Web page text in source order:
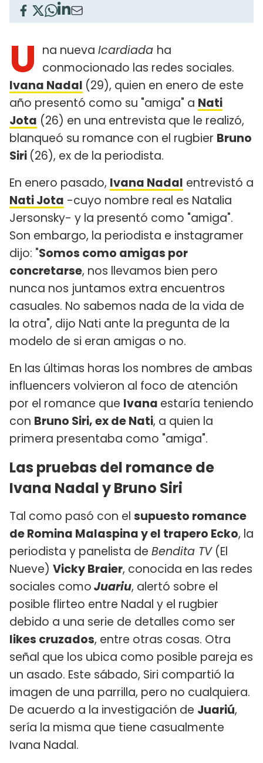
U na nueva Icardiada ha
conmocionado las redes sociales.
Ivana Nadal (29), quien en enero de este
año presentó como su "amiga" a Nati
Jota (26) en una entrevista que le realizó,
blanqueó su romance con el rugbier Bruno
Siri (26), ex de la periodista.
En enero pasado, Ivana Nadal entrevistó a
Nati Jota -cuyo nombre real es Natalia
Jersonsky- y la presentó como "amiga".
Son embargo, la periodista e instagramer
dijo: "Somos como amigas por
concretarse, nos llevamos bien pero
nunca nos juntamos extra encuentros
casuales. No sabemos nada de la vida de
la otra", dijo Nati ante la pregunta de la
modelo de si eran amigas o no.
En las últimas horas los nombres de ambas
influencers volvieron al foco de atención
por el romance que Ivana estaría teniendo
con Bruno Siri, ex de Nati, a quien la
primera presentaba como "amiga".
Las pruebas del romance de
Ivana NadalyBruno Siri
Tal como pasó con el supuesto romance
de Romina Malaspina y el trapero Ecko, la
periodista y panelista de Bendita TV(El
Nueve) Vicky Braier, conocida en las redes
sociales comoJuariu, alertó sobre el
posible flirteo entre Nadal y el rugbier
debido a una serie de detalles como ser
likes cruzados, entre otras cosas. Otra
señal que los ubica como posible pareja es
un asado. Este sábado, Siri compartió la
imagen de una parrilla, pero no cualquiera.
De acuerdo a la investigación de Juariú,
sería la misma que tiene casualmente
Ivana Nadal.